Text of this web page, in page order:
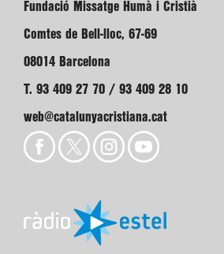
Fundació Missatge Humà i Cristià
Comtes de Bell-lloc, 67-69
08014 Barcelona
T. 93 409 27 70 / 93 409 28 10
web@catalunyacristiana.cat